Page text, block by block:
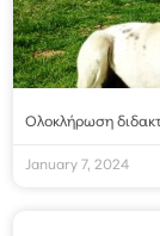
Ολοκλήρωση
January 7, 2024